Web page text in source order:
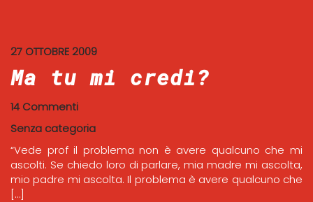
27 OTTOBRE 2009
Ma tu mi credi?
14 Commenti
Senza categoria
“Vede prof il problema non è avere qualcuno che mi
ascolti. Se chiedo loro di parlare, mia madre mi ascolta,
mio padre mi ascolta. Il problema è avere qualcuno che
[…]